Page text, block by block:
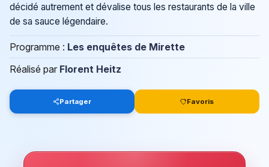
décidé autrement et dévalise tous les restaurants de la ville
de sa sauce légendaire.
Programme : Les enquêtes de Mirette
Réalisé par Florent Heitz
Partager Favoris